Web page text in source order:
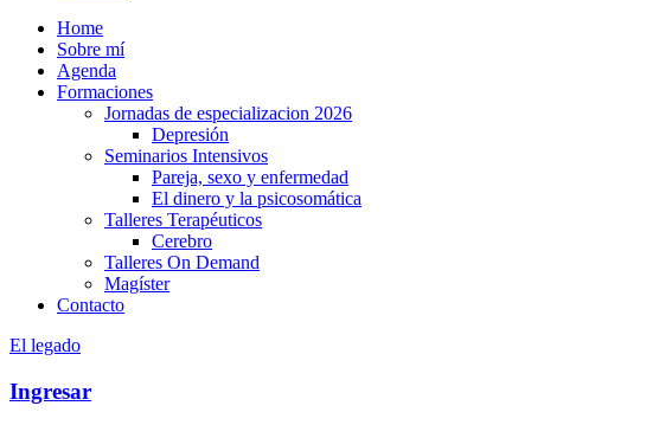
Home
Sobre mí
Agenda
Formaciones
Jornadas de especializacion 2026
Depresión
Seminarios Intensivos
Pareja, sexo y enfermedad
El dinero y la psicosomática
Talleres Terapéuticos
Cerebro
Talleres On Demand
Magíster
Contacto
El legado
Ingresar